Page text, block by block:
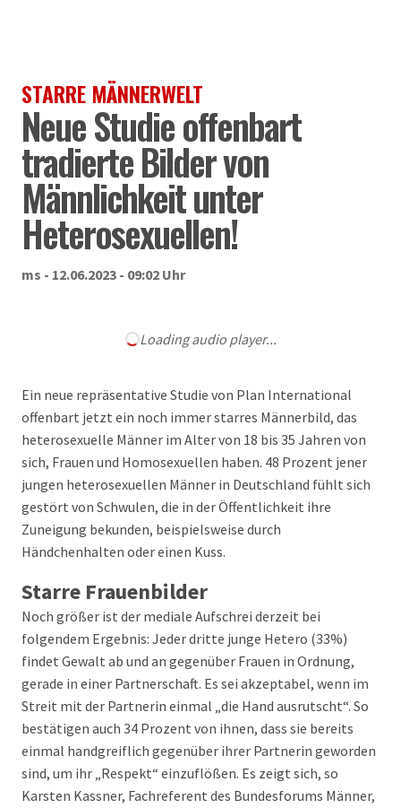
STARRE MÄNNERWELT
Neue Studie offenbart
tradierte Bilder von
Männlichkeit unter
Heterosexuellen!
ms - 12.06.2023 - 09:02 Uhr
Loading audio player...
Ein neue repräsentative Studie von Plan International
offenbart jetzt ein noch immer starres Männerbild, das
heterosexuelle Männer im Alter von 18 bis 35 Jahren von
sich, Frauen und Homosexuellen haben. 48 Prozent jener
jungen heterosexuellen Männer in Deutschland fühlt sich
gestört von Schwulen, die in der Öffentlichkeit ihre
Zuneigung bekunden, beispielsweise durch
Händchenhalten oder einen Kuss.
Starre Frauenbilder
Noch größer ist der mediale Aufschrei derzeit bei
folgendem Ergebnis: Jeder dritte junge Hetero (33%)
findet Gewalt ab und an gegenüber Frauen in Ordnung,
gerade in einer Partnerschaft. Es sei akzeptabel, wenn im
Streit mit der Partnerin einmal „die Hand ausrutscht“. So
bestätigen auch 34 Prozent von ihnen, dass sie bereits
einmal handgreiflich gegenüber ihrer Partnerin geworden
sind, um ihr „Respekt“ einzuflößen. Es zeigt sich, so
Karsten Kassner, Fachreferent des Bundesforums Männer,